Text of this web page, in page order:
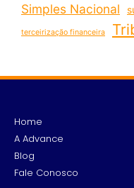
Simples Nacional
terceirização financeira
Home
A Advance
Blog
Fale Conosco